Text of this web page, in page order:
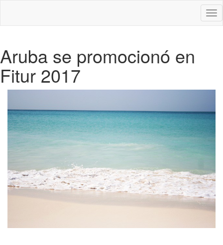
Aruba se promocionó en
Fitur 2017